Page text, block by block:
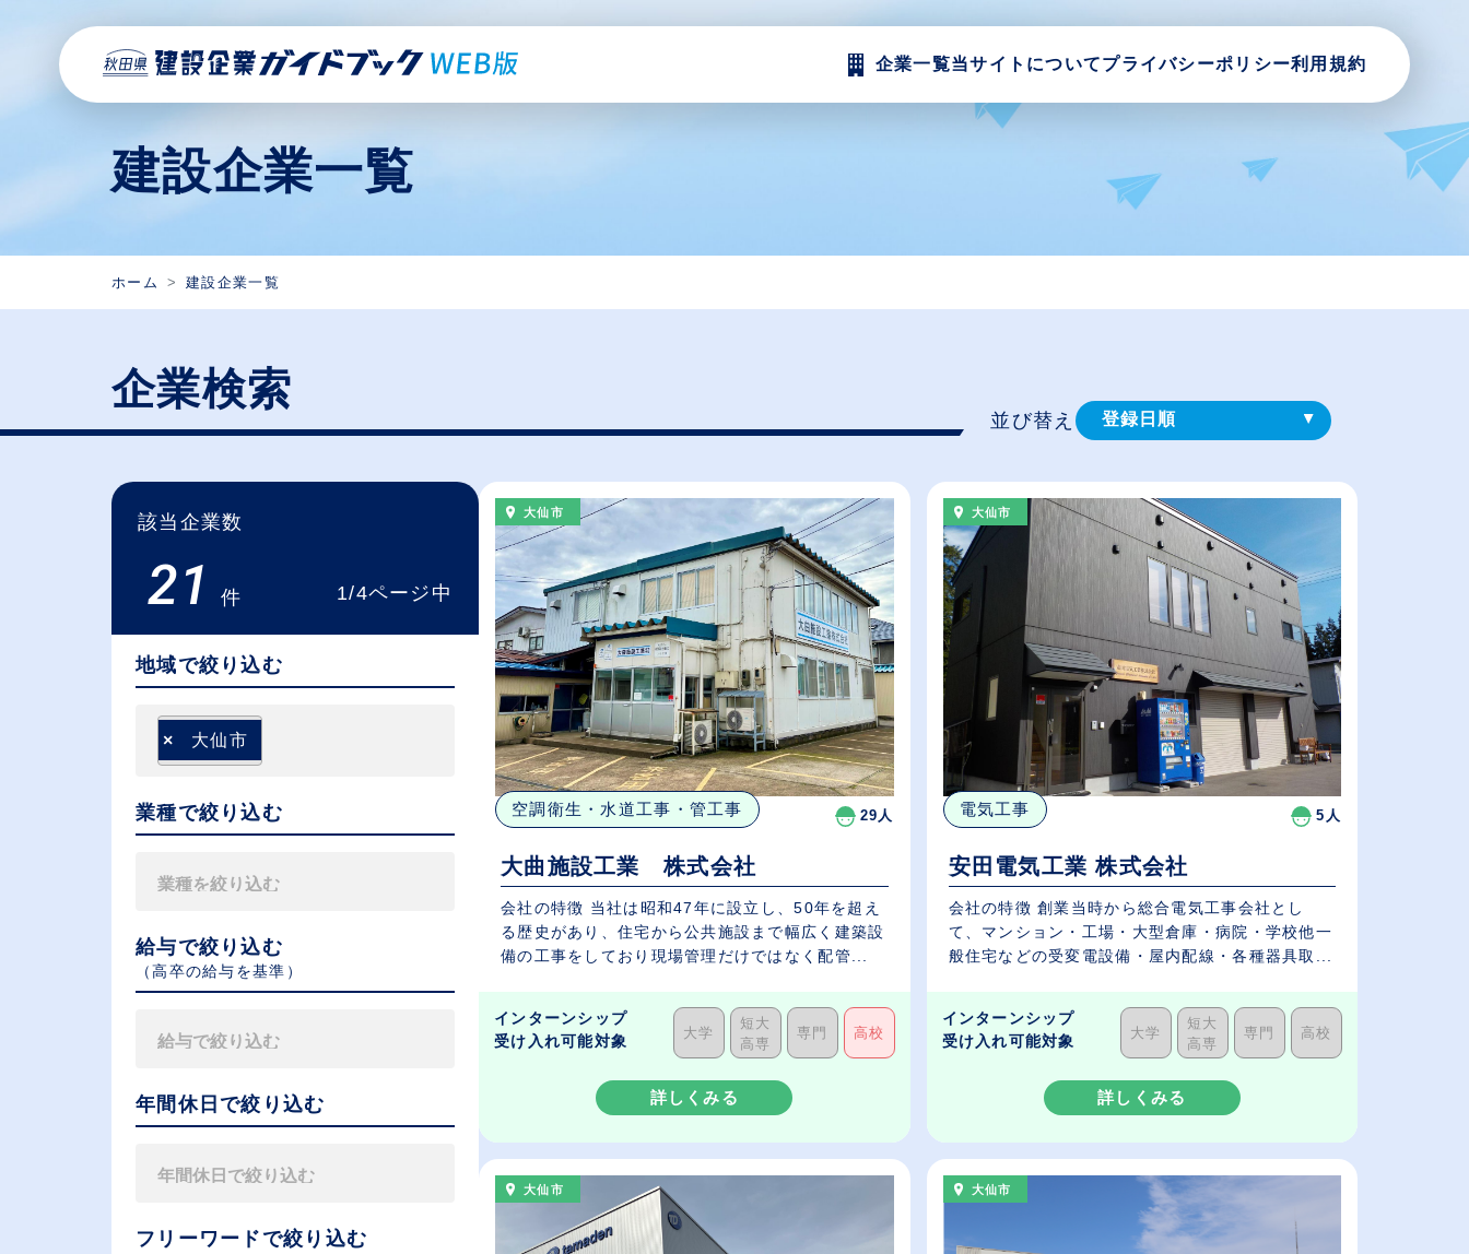
企業一覧当サイトについてプライバシーポリシー利用規約
建設企業一覧
ホーム 建設企業一覧
企業検索
該当企業数
21 件 1/4ページ中
地域で絞り込む
× 大仙市
業種で絞り込む
給与で絞り込む
（⾼卒の給与を基準）
年間休日で絞り込む
フリーワードで絞り込む
並び替え 登録⽇順
（⾼卒の給与を基準）
従業員が多い順
休日数が多い順
大仙市
空調衛生・水道工事・管工事 29人
大曲施設工業 株式会社
会社の特徴 当社は昭和47年に設立し、50年を超え
る歴史があり、住宅から公共施設まで幅広く建築設
備の工事をしており現場管理だけではなく配管...
インターンシップ
受け入れ可能対象
大学
短大
高専
専門 高校
詳しくみる
大仙市
電気工事 5人
安田電気工業 株式会社
会社の特徴 創業当時から総合電気工事会社とし
て、マンション・工場・大型倉庫・病院・学校他一
般住宅などの受変電設備・屋内配線・各種器具取...
インターンシップ
受け入れ可能対象
大学
短大
高専
専門 高校
詳しくみる
大仙市 大仙市